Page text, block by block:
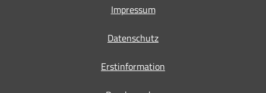
Impressum
Datenschutz
Erstinformation